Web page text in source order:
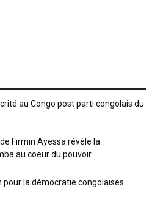
au Congo post parti congolais du
Firmin Ayessa révèle la
au coeur du pouvoir
pour la démocratie congolaises